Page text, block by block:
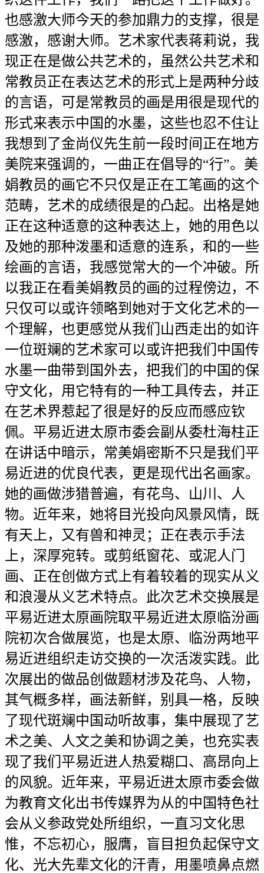
也感激大师今天的参加鼎力的支撑，很是
感激，感谢大师。艺术家代表蒋莉说，我
现正在是做公共艺术的，虽然公共艺术和
常教员正在表达艺术的形式上是两种分歧
的言语，可是常教员的画是用很是现代的
形式来表示中国的水墨，这些也忍不住让
我想到了金尚仪先生前一段时间正在地方
美院来强调的，一曲正在倡导的“行”。美
娟教员的画它不只仅是正在工笔画的这个
范畴，艺术的成绩很是的凸起。出格是她
正在这种适意的这种表达上，她的用色以
及她的那种泼墨和适意的连系，和的一些
绘画的言语，我感觉常大的一个冲破。所
以我正在看美娟教员的画的过程傍边，不
只仅可以或许领略到她对于文化艺术的一
个理解，也更感觉从我们山西走出的如许
一位斑斓的艺术家可以或许把我们中国传
水墨一曲带到国外去，把我们的中国的保
守文化，用它特有的一种工具传去，并正
在艺术界惹起了很是好的反应而感应钦
佩。平易近进太原市委会副从委杜海柱正
在讲话中暗示，常美娟密斯不只是我们平
易近进的优良代表，更是现代出名画家。
她的画做涉猎普遍，有花鸟、山川、人
物。近年来，她将目光投向风景风情，既
有天上，又有兽和神灵；正在表示手法
上，深厚宛转。或剪纸窗花、或泥人门
画、正在创做方式上有着较着的现实从义
和浪漫从义艺术特点。此次艺术交换展是
平易近进太原画院取平易近进太原临汾画
院初次合做展览，也是太原、临汾两地平
易近进组织走访交换的一次活泼实践。此
次展出的做品创做题材涉及花鸟、人物，
其气概多样，画法新鲜，别具一格，反映
了现代斑斓中国动听故事，集中展现了艺
术之美、人文之美和协调之美，也充实表
现了我们平易近进人热爱糊口、高昂向上
的风貌。近年来，平易近进太原市委会做
为教育文化出书传媒界为从的中国特色社
会从义参政党处所组织，一直习文化思
惟，不忘初心，服膺，盲目担负起保守文
化、光大先辈文化的汗青，用墨喷鼻点燃